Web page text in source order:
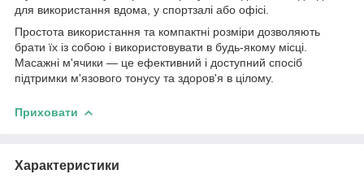
для використання вдома, у спортзалі або офісі.
Простота використання та компактні розміри дозволяють
брати їх із собою і використовувати в будь-якому місці.
Масажні м'ячики — це ефективний і доступний спосіб
підтримки м'язового тонусу та здоров'я в цілому.
Приховати
Характеристики